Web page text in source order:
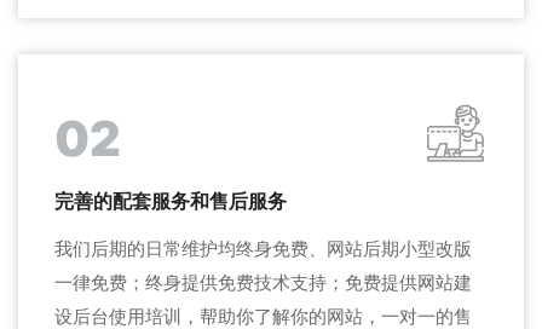
02
完善的配套服务和售后服务
我们后期的日常维护均终身免费、网站后期小型改版
一律免费；终身提供免费技术支持；免费提供网站建
设后台使用培训，帮助你了解你的网站，一对一的售